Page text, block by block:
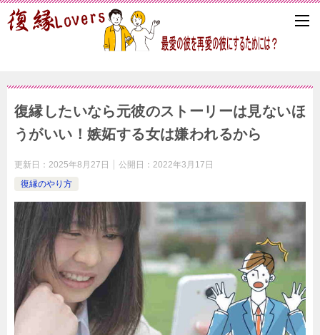
復縁したいなら元彼のストーリーは見ないほ
うがいい！嫉妬する女は嫌われるから
更新日： 2025年8月27日 公開日： 2022年3月17日
復縁のやり方